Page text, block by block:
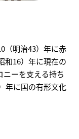
（明治43）年に赤
和16）年に現在の
ニーを支える持ち
年に国の有形文化